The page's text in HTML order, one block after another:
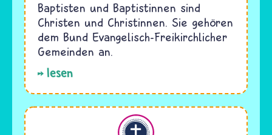
Baptisten und Baptistinnen sind
Christen und Christinnen. Sie gehören
dem Bund Evangelisch-Freikirchlicher
Gemeinden an.
lesen
Christentum